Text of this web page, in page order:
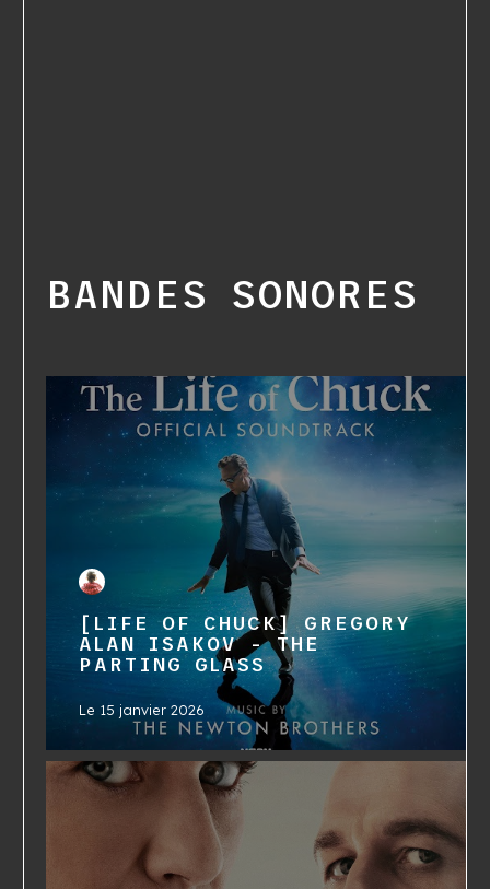
BANDES SONORES
[LIFE OF CHUCK] GREGORY
ALAN ISAKOV - THE
PARTING GLASS
Le 15 janvier 2026